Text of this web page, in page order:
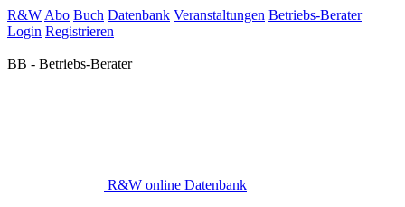
R&W Abo Buch Datenbank Veranstaltungen Betriebs-Berater
Login Registrieren
BB - Betriebs-Berater
R&W online Datenbank